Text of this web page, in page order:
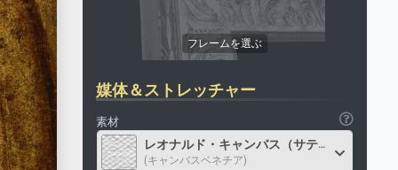
媒体＆ストレッチャー
素材
レオナルド・キャンバス（サテン）
(キャンバスベネチア)